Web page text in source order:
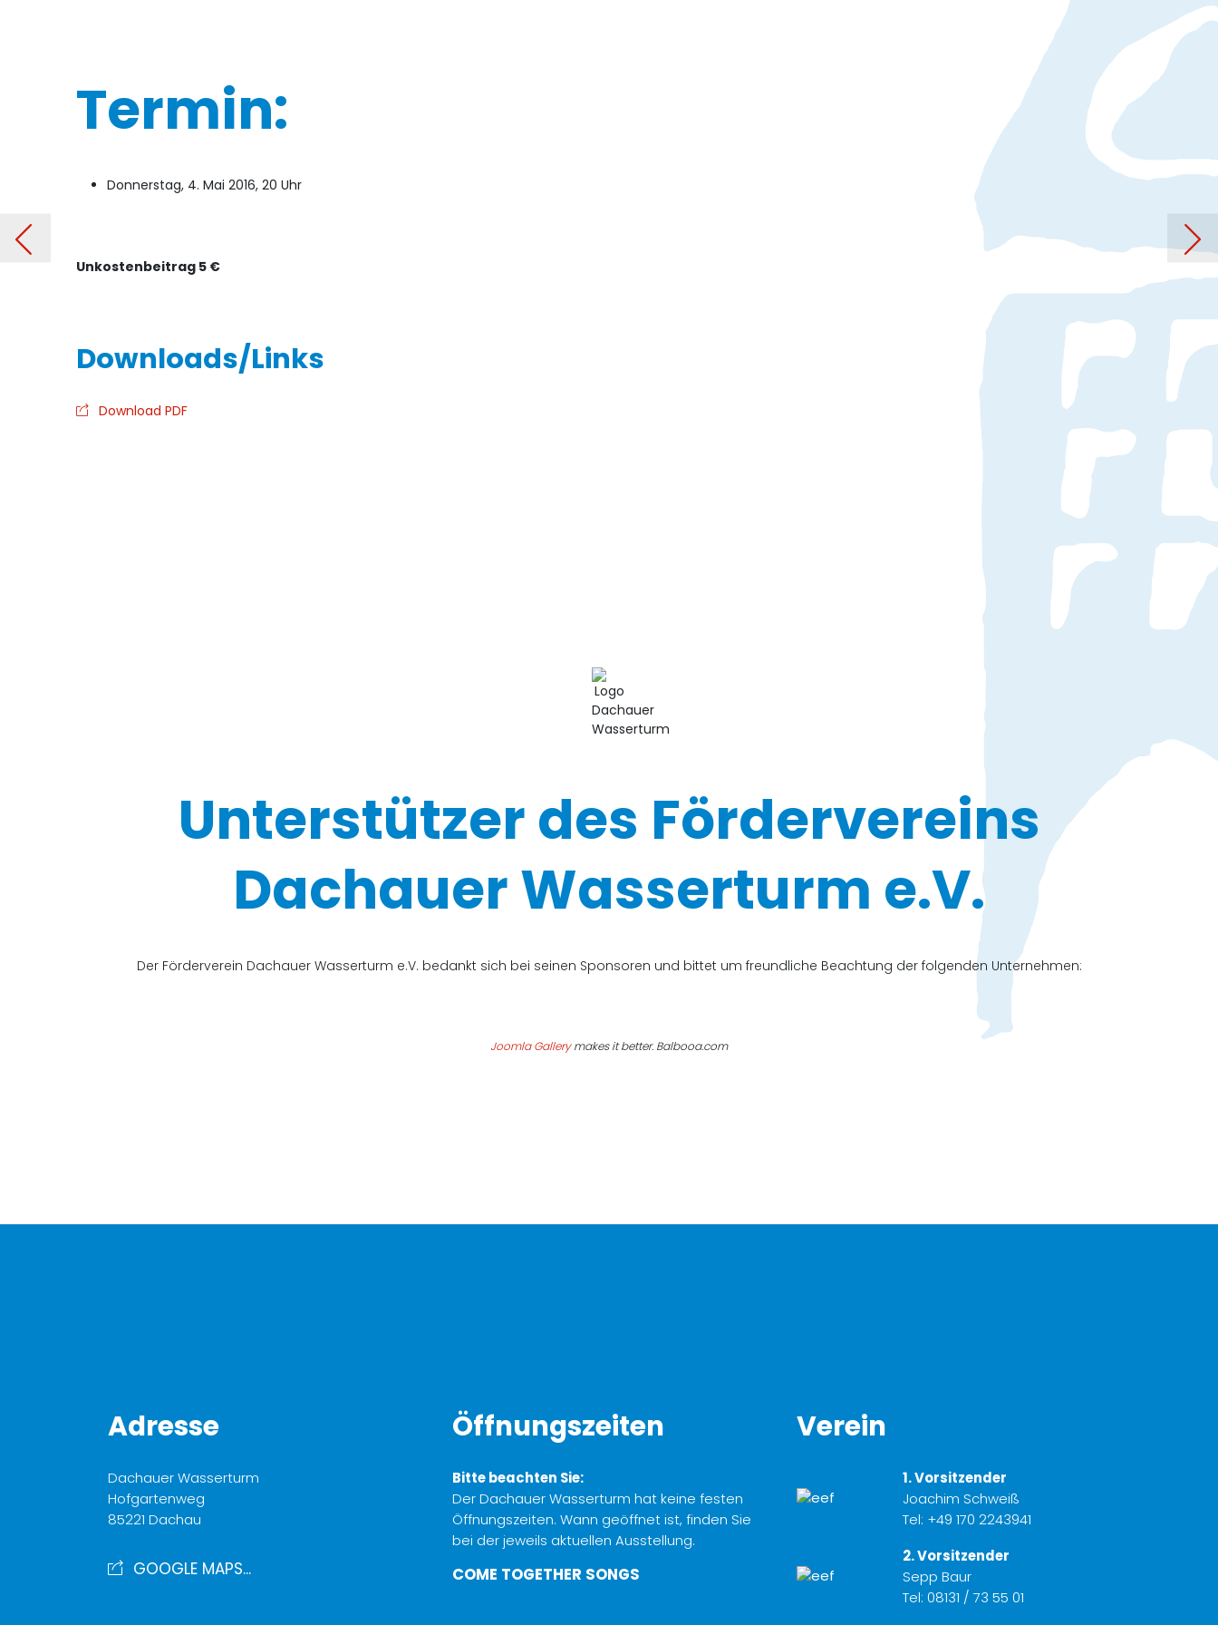
Termin:
Donnerstag, 4. Mai 2016, 20 Uhr
Unkostenbeitrag 5 €
Download PDF
Vorheriger Beitrag: COME TOGETHER SONGS
Unterstützer des Fördervereins
Dachauer Wasserturm e.V.
Der Förderverein Dachauer Wasserturm e.V. bedankt sich bei seinen Sponsoren und bittet um freundliche Beachtung der folgenden Unternehmen:
Joomla Gallerymakes it better. Balbooa.com
Adresse
Dachauer Wasserturm
Hofgartenweg
85221 Dachau
GOOGLE MAPS...
Öffnungszeiten
Bitte beachten Sie:
Der Dachauer Wasserturm hat keine festen
Öffnungszeiten. Wann geöffnet ist, finden Sie
bei der jeweils aktuellen Ausstellung.
COME TOGETHER SONGS
Verein
1. Vorsitzender
Joachim Schweiß
Tel: +49 170 2243941
2. Vorsitzender
Sepp Baur
Tel: 08131 / 73 55 01